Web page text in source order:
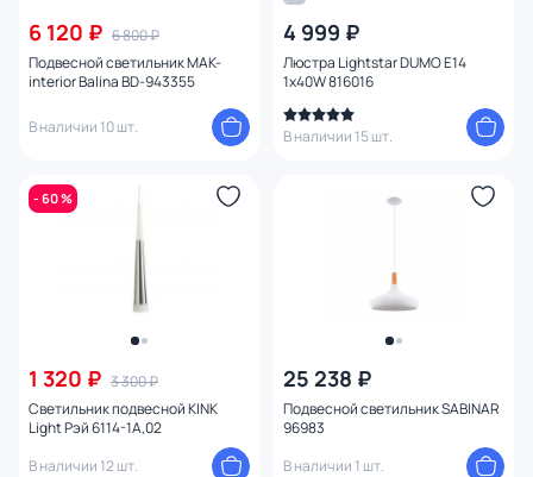
6 120 ₽ 6 800 ₽
Подвесной светильник MAK-
interior Balina BD-943355
В наличии 10 шт.
4 999 ₽
Люстра Lightstar DUMO E14
1х40W 816016
В наличии 15 шт.
- 60 %
1 320 ₽ 3 300 ₽
Светильник подвесной KINK
Light Рэй 6114-1A,02
В наличии 12 шт.
25 238 ₽
Подвесной светильник SABINAR
96983
В наличии 1 шт.